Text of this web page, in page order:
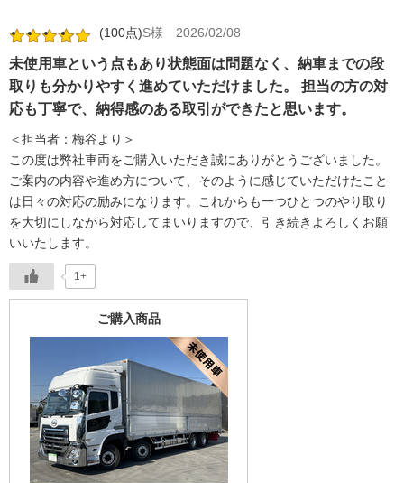
(100点)S様 2026/02/08
未使用車という点もあり状態面は問題なく、納車までの段
取りも分かりやすく進めていただけました。 担当の方の対
応も丁寧で、納得感のある取引ができたと思います。
＜担当者：梅谷より＞
この度は弊社車両をご購入いただき誠にありがとうございました。
ご案内の内容や進め方について、そのように感じていただけたこと
は日々の対応の励みになります。これからも一つひとつのやり取り
を大切にしながら対応してまいりますので、引き続きよろしくお願
いいたします。
1+
ご購入商品